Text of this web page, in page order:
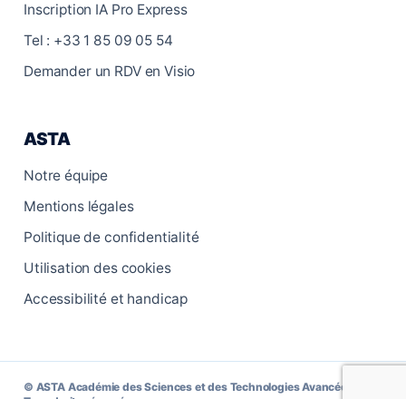
Inscription IA Pro Express
Tel : +33 1 85 09 05 54
Demander un RDV en Visio
ASTA
Notre équipe
Mentions légales
Politique de confidentialité
Utilisation des cookies
Accessibilité et handicap
© ASTA Académie des Sciences et des Technologies Avancées.